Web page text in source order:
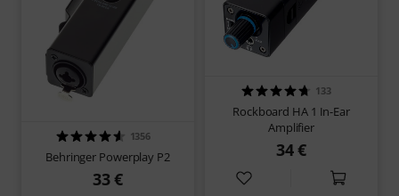
1356
Behringer Powerplay P2
33 €
133
Rockboard HA 1 In-Ear
Amplifier
34 €